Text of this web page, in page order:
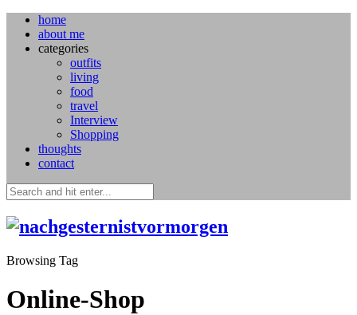
home
about me
categories
outfits
living
food
travel
Interview
Shopping
thoughts
contact
Browsing Tag
Online-Shop